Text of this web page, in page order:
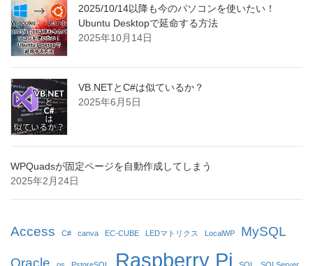
2025/10/14以降も今のパソコンを使いたい！
Ubuntu Desktopで延命する方法
2025年10月14日
VB.NETとC#は似ているか？
2025年6月5日
WPQuadsが固定ページを自動作成してしまう
2025年2月24日
Access C# canva EC-CUBE LEDマトリクス LocalWP MySQL
Raspberry Pi